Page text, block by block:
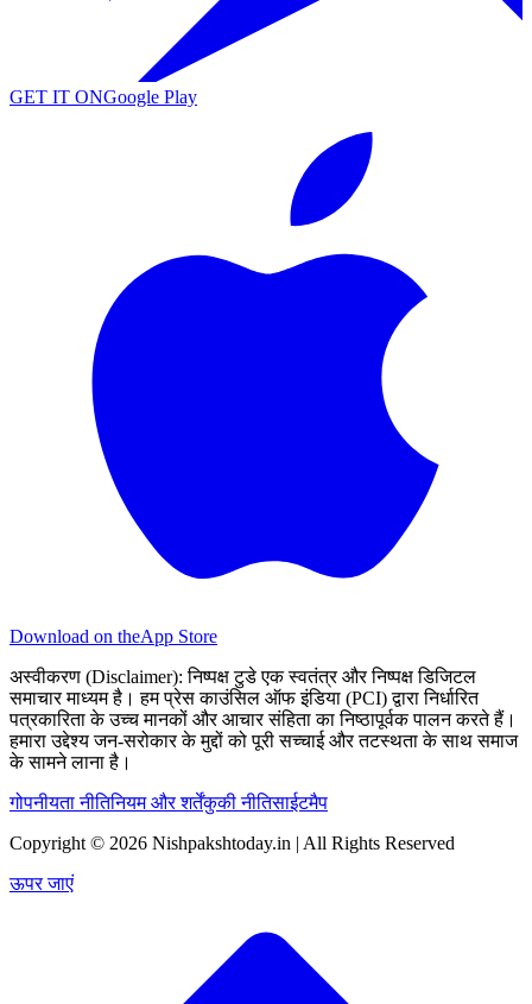
GET IT ONGoogle Play
Download on theApp Store
अस्वीकरण (Disclaimer): निष्पक्ष टुडे एक स्वतंत्र और निष्पक्ष डिजिटल
समाचार माध्यम है। हम प्रेस काउंसिल ऑफ इंडिया (PCI) द्वारा निर्धारित
पत्रकारिता के उच्च मानकों और आचार संहिता का निष्ठापूर्वक पालन करते हैं।
हमारा उद्देश्य जन-सरोकार के मुद्दों को पूरी सच्चाई और तटस्थता के साथ समाज
के सामने लाना है।
गोपनीयता नीतिनियम और शर्तेंकुकी नीतिसाईटमैप
Copyright © 2026 Nishpakshtoday.in | All Rights Reserved
ऊपर जाएं